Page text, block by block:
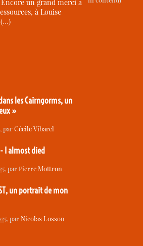
Encore un grand merci à
à Louise
(…)
les Cairngorms, un
»
, parCécile Vibarel
I almost died
, parPierre Mottron
un portrait de mon
, parNicolas Losson